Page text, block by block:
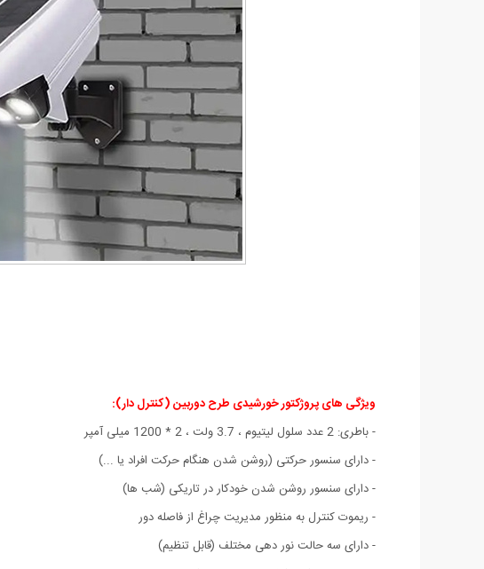
ویژگی های پروژکتور خورشیدی طرح دوربین (کنترل دار):
- باطری: 2 عدد سلول لیتیوم ، 3.7 ولت ، 2 * 1200 میلی آمپر
- دارای سنسور حرکتی (روشن شدن هنگام حرکت افراد یا ...)
- دارای سنسور روشن شدن خودکار در تاریکی (شب ها)
- ریموت کنترل به منظور مدیریت چراغ از فاصله دور
- دارای سه حالت نور دهی مختلف (قابل تنظیم)